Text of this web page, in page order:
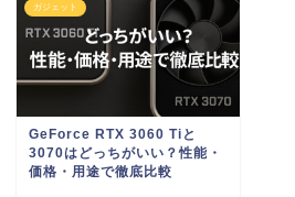
ガジェット
GeForce RTX 3060 Tiと
3070はどっちがいい？性能・
価格・用途で徹底比較